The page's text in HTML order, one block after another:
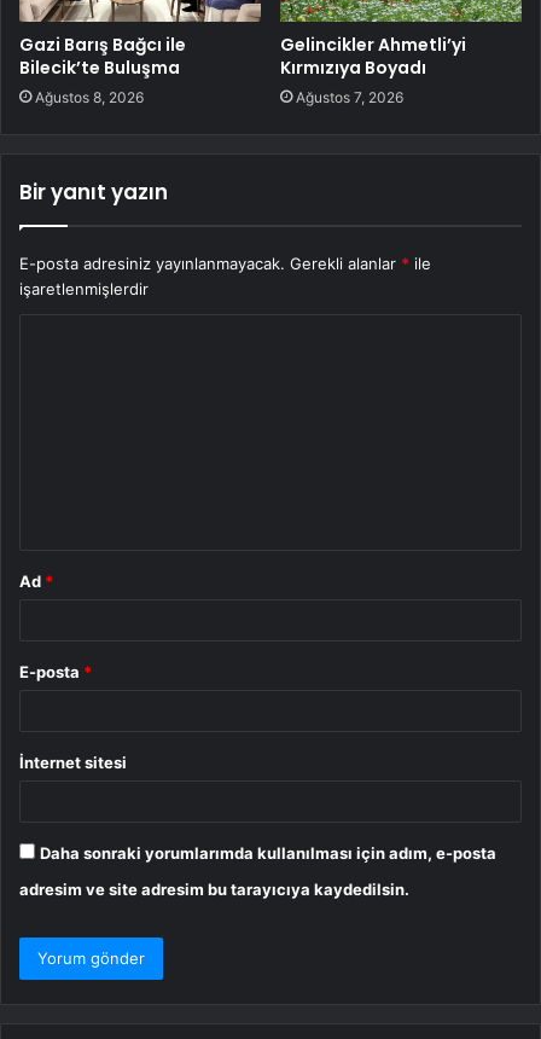
Gazi Barış Bağcı ile
Bilecik’te Buluşma
Ağustos 8, 2026
Gelincikler Ahmetli’yi
Kırmızıya Boyadı
Ağustos 7, 2026
Bir yanıt yazın
E-posta adresiniz yayınlanmayacak. Gerekli alanlar * ile
işaretlenmişlerdir
Ad *
E-posta *
İnternet sitesi
Daha sonraki yorumlarımda kullanılması için adım, e-posta
adresim ve site adresim bu tarayıcıya kaydedilsin.